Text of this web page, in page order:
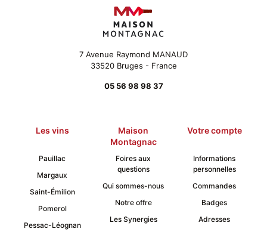
sur
la
page
produit
7 Avenue Raymond MANAUD
33520 Bruges - France
05 56 98 98 37
Les vins
Maison
Montagnac
Votre compte
Pauillac
Margaux
Saint-Émilion
Pomerol
Pessac-Léognan
Foires aux
questions
Qui sommes-nous
Notre offre
Les Synergies
Informations
personnelles
Commandes
Badges
Adresses